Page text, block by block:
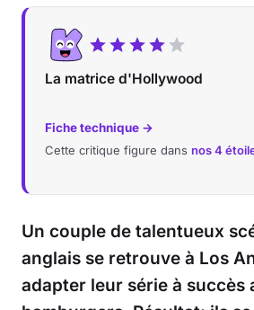
La matrice d'Hollywood
Fiche technique →
Cette critique figure dans nos 4
Un couple de talentueux
anglais se retrouve à Los
adapter leur série à succès